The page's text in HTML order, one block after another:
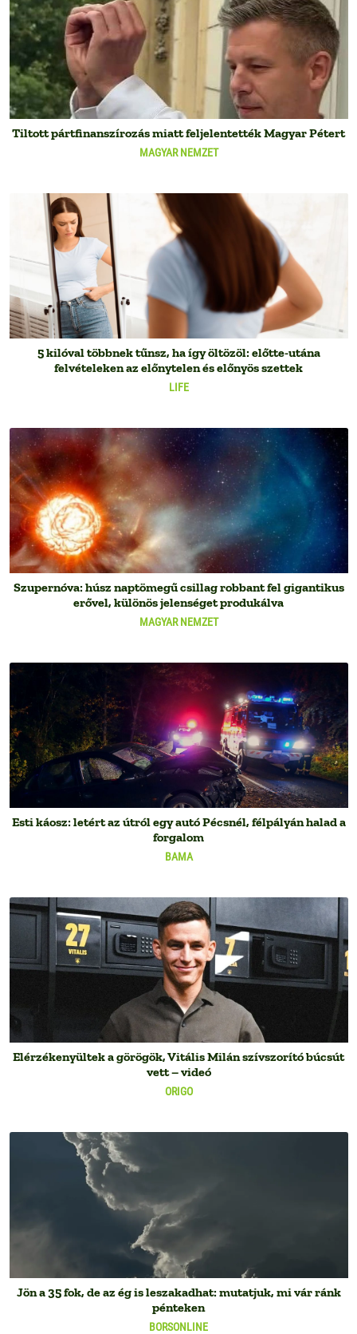
MAGYAR NEMZET
Tiltott pártfinanszírozás miatt feljelentették Magyar Pétert
LIFE
5 kilóval többnek tűnsz, ha így öltözöl: előtte-utána
felvételeken az előnytelen és előnyös szettek
MAGYAR NEMZET
Szupernóva: húsz naptömegű csillag robbant fel gigantikus
erővel, különös jelenséget produkálva
BAMA
Esti káosz: letért az útról egy autó Pécsnél, félpályán halad a
forgalom
ORIGO
Elérzékenyültek a görögök, Vitális Milán szívszorító búcsút
vett – videó
BORSONLINE
Jön a 35 fok, de az ég is leszakadhat: mutatjuk, mi vár ránk
pénteken